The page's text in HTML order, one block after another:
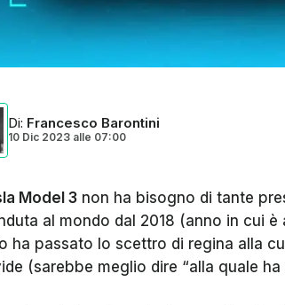
Di: Francesco Barontini
10 Dic 2023 alle 07:00
Model 3 non ha bisogno di tante
al mondo dal 2018 (anno in cui è
ha passato lo scettro di regina alla
(sarebbe meglio dire “alla quale